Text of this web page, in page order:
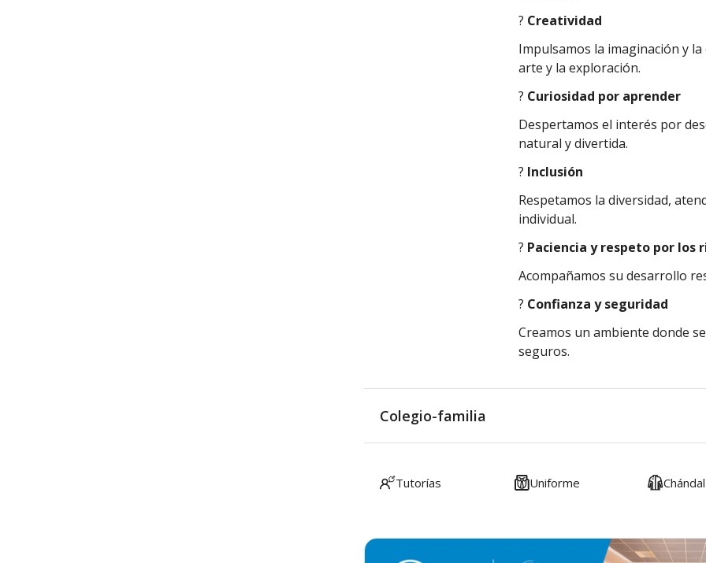
? Creatividad
Impulsamos la imaginación y
arte y la exploración.
? Curiosidad por aprender
Despertamos el interés por
natural y divertida.
? Inclusión
Respetamos la diversidad,
individual.
?️ Paciencia y respeto por los
Acompañamos su desarrollo
? Confianza y seguridad
Creamos un ambiente donde
seguros.
Colegio-familia
Tutorías Uniforme Chándal